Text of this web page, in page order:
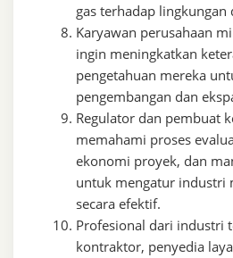
gas terhadap lingkungan
Karyawan perusahaan
ingin meningkatkan
pengetahuan mereka
pengembangan dan
Regulator dan pembuat
memahami proses
ekonomi proyek, dan
untuk mengatur industri
secara efektif.
Profesional dari industri
kontraktor, penyedia